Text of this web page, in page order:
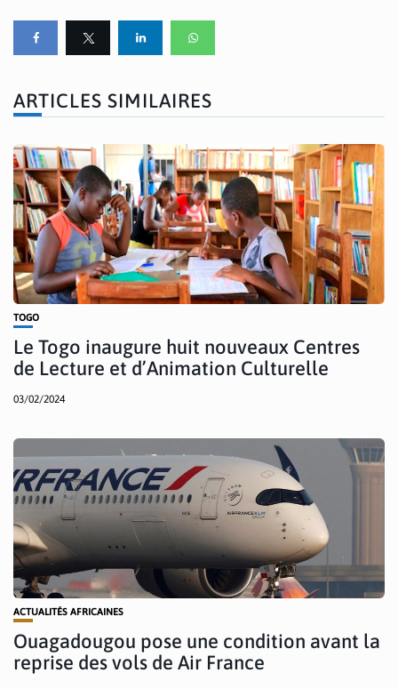
ARTICLES SIMILAIRES
TOGO
Le Togo inaugure huit nouveaux Centres
de Lecture et d’Animation Culturelle
03/02/2024
ACTUALITÉS AFRICAINES
Ouagadougou pose une condition avant la
reprise des vols de Air France